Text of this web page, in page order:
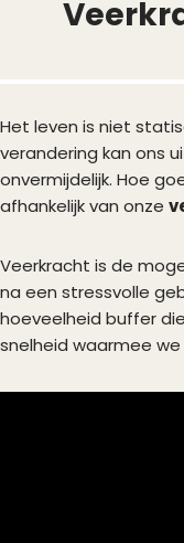
Het leven is niet
verandering kan ons
onvermijdelijk. Hoe
afhankelijk van onze
Veerkracht is de
na een stressvolle
hoeveelheid buffer
snelheid waarmee